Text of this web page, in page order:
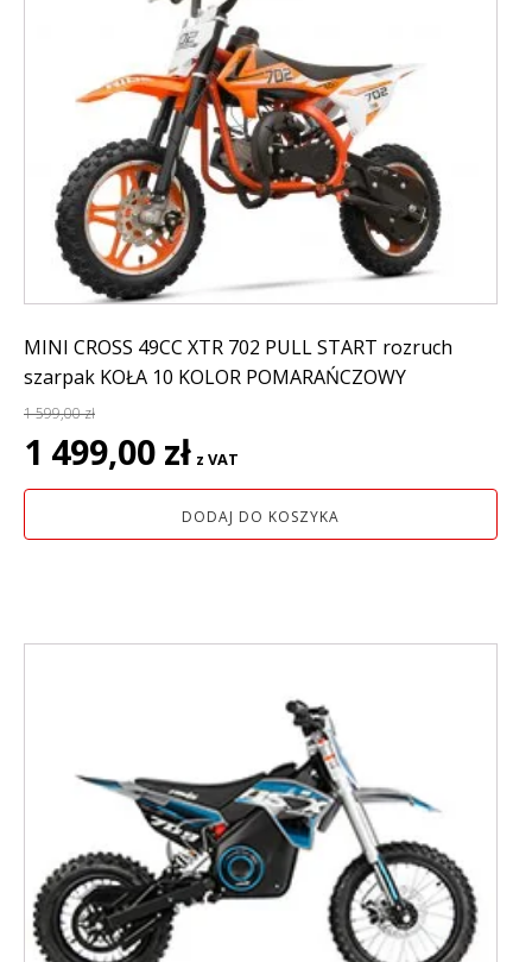
MINI CROSS 49CC XTR 702 PULL START rozruch
szarpak KOŁA 10 KOLOR POMARAŃCZOWY
1 599,00zł
Pierwotna
cena
wynosiła:
1 499,00 zł cena
wynosi:
1
z VAT
DODAJ DO KOSZYKA